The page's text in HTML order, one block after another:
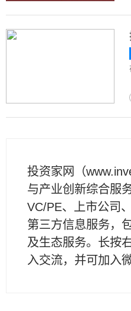
投资家网（
与产业创新综合服
VC/PE、上市公司
第三方信息服务，
及生态服务。长按
入交流，并可加入